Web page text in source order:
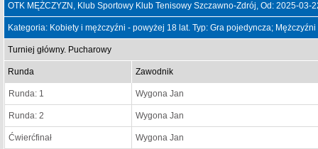
OTK MĘŻCZYZN, Klub Sportowy Klub Tenisowy Szczawno-Zdrój, Od: 2025-03-
Kategoria: Kobiety i mężczyźni - powyżej 18 lat. Typ: Gra pojedyncza; Mężczyźni
Turniej główny. Pucharowy
Runda Zawodnik
Runda: 1 Wygona Jan
Runda: 2 Wygona Jan
Ćwierćfinał Wygona Jan